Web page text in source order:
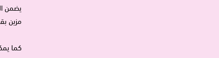
يضمن
مزين
كما